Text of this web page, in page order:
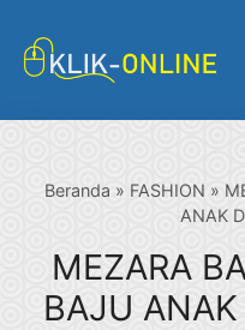
Beranda » FASHION »
ANAK
MEZARA
BAJU